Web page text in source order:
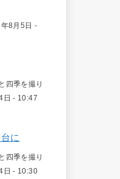
8月5日 -
四季を撮り
日 - 10:47
に
四季を撮り
日 - 10:30